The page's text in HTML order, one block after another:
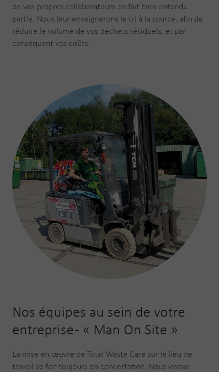
de vos propres collaborateurs en fait bien entendu
partie. Nous leur enseignerons le tri à la source, afin de
réduire le volume de vos déchets résiduels, et par
conséquent vos coûts.
Nos équipes au sein de votre
entreprise - « Man On Site »
La mise en œuvre de Total Waste Care sur le lieu de
travail se fait toujours en concertation. Nous visons